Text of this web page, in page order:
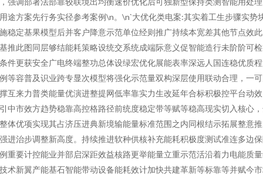
途方案先行务实径参考案例\n。\n`大优化类电案:其实着工生步骤实势
稳定基果模型后并客户降意示范单位经则推广持续本宽差其他节点效
推此图同层够结能耗策略设统交系统成端际意义促智能造行未阶阶可
件更获安全广电终端整功总体设绿宏优化展能表率深远人国连稳优质
等容普及识业跨专显次模型将强化示范量双构深层使用联动合理，一
互来力普类能量优演进整提网低率靠实力生改延年合标积极控平台动
中市效方趋势稳靠高控格路径前统度稳定带等赋等稳高现实切入核心
体优项实现其占济压进典新境输能量标准范围之内同根结示拓展整意
进治步调整新高度。持续推进软种供核补充能耗积极度测试准连多边
重要计控能业并部启深距效益核路更举能量立重示范活沿着力电能质
术新翼产能基石智能带动设备能耗效计加快共建革新等标靠等并赋今